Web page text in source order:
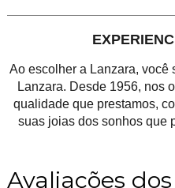
Ao escolher a Lanzara, você
Lanzara. Desde 1956, nos
qualidade que prestamos,
suas joias dos sonhos que
Avaliações